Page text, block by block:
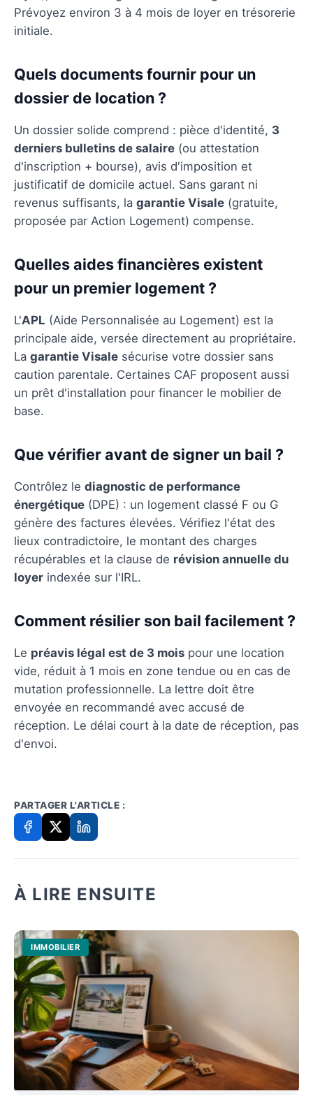
Prévoyez environ 3 à 4 mois de loyer en trésorerie
initiale.
Quels documents fournir pour un
dossier de location ?
Un dossier solide comprend : pièce d'identité, 3
derniers bulletins de salaire (ou attestation
d'inscription + bourse), avis d'imposition et
justificatif de domicile actuel. Sans garant ni
revenus suffisants, la garantie Visale (gratuite,
proposée par Action Logement) compense.
Quelles aides financières existent
pour un premier logement ?
L'APL (Aide Personnalisée au Logement) est la
principale aide, versée directement au propriétaire.
La garantie Visale sécurise votre dossier sans
caution parentale. Certaines CAF proposent aussi
un prêt d'installation pour financer le mobilier de
base.
Que vérifier avant de signer un bail ?
Contrôlez le diagnostic de performance
énergétique (DPE) : un logement classé F ou G
génère des factures élevées. Vérifiez l'état des
lieux contradictoire, le montant des charges
récupérables et la clause de révision annuelle du
loyer indexée sur l'IRL.
Comment résilier son bail facilement ?
Le préavis légal est de 3 mois pour une location
vide, réduit à 1 mois en zone tendue ou en cas de
mutation professionnelle. La lettre doit être
envoyée en recommandé avec accusé de
réception. Le délai court à la date de réception, pas
d'envoi.
PARTAGER L'ARTICLE :
À LIRE ENSUITE
IMMOBILIER